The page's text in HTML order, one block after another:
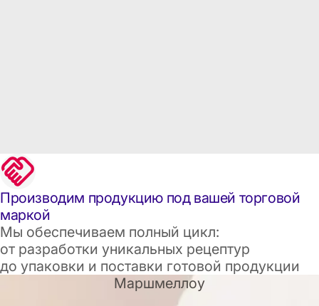
Производим продукцию под вашей торговой
маркой
Мы обеспечиваем полный цикл:
от разработки уникальных рецептур
до упаковки и поставки готовой продукции
Маршмеллоу